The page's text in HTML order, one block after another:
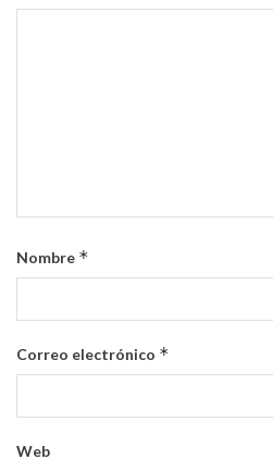
Nombre *
Correo electrónico *
Web